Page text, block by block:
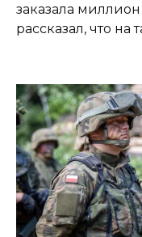
заказала
рассказал, что